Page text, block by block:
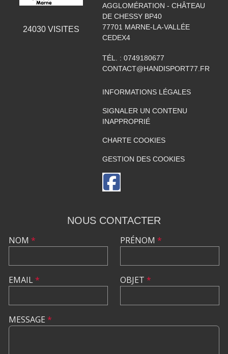
24030VISITES
AGGLOMÉRATION - CHÂTEAU
DE CHESSY BP40
77701 MARNE-LA-VALLÉE
CEDEX4
TÉL. : 0749180677
CONTACT@HANDISPORT77.FR
INFORMATIONS LÉGALES
SIGNALER UN CONTENU
INAPPROPRIÉ
CHARTE COOKIES
GESTION DES COOKIES
NOUS CONTACTER
NOM *
EMAIL*
PRÉNOM *
OBJET *
MESSAGE *